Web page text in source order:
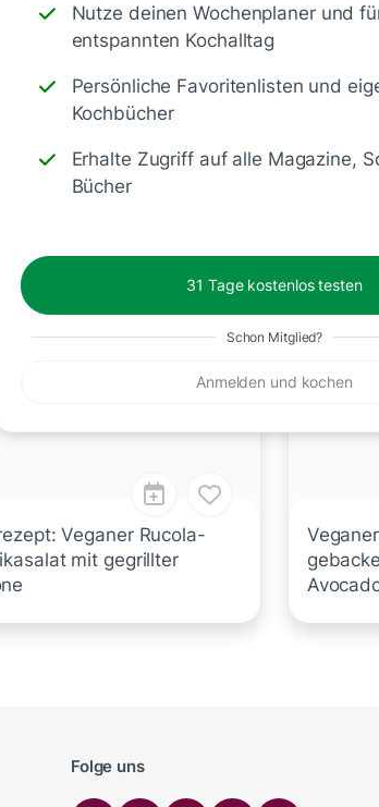
Nutze deinen Wochenplaner und
entspannten Kochalltag
Persönliche Favoritenlisten und
Kochbücher
Erhalte Zugriff auf alle Magazine,
Bücher
31 Tage kostenlos testen
Schon Mitglied?
Anmelden und kochen
Veganer Rucola-
mit gegrillter
Folge uns